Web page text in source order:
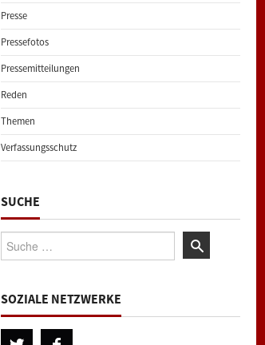
Presse
Pressefotos
Pressemitteilungen
Reden
Themen
Verfassungsschutz
SUCHE
Suche:
SOZIALE NETZWERKE